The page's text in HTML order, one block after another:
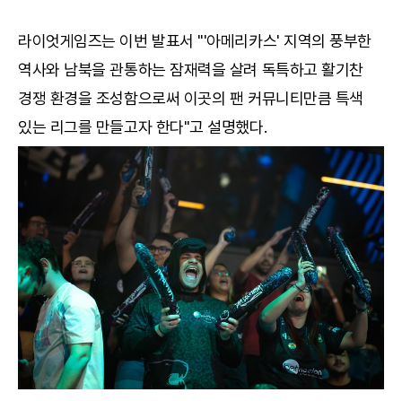
라이엇게임즈는 이번 발표서 "'아메리카스' 지역의 풍부한
역사와 남북을 관통하는 잠재력을 살려 독특하고 활기찬
경쟁 환경을 조성함으로써 이곳의 팬 커뮤니티만큼 특색
있는 리그를 만들고자 한다"고 설명했다.